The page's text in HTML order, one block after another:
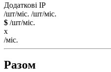
Додаткові IP
/шт/міс. /шт/міс.
$ /шт/міс.
x
/міс.
Разом